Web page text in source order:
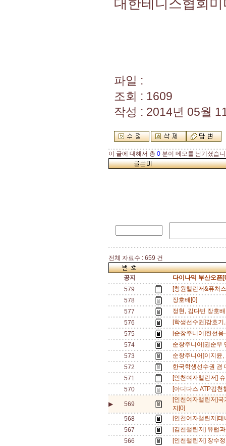
대한테니스협회
파일 :
조회 : 1609
작성 : 2014년 05월
이 글에 대해서 총 0 분이 메모를 남기셨습
전체 자료수 : 659 건
공지
다이나믹 부산오픈
579
[창원챌린저&퓨처
578
장호배[0]
577
정현, 김다빈 장호
576
[학생선수권]강호
575
[순창주니어]한선
574
순창주니어]권순우
573
순창주니어]이지
572
한국학생선수권 겸
571
[인천여자챌린저]
570
[아디다스 ATP김
▶ 569
[인천여자챌린저]
지[0]
568
[인천여자챌린저]
567
[김천챌린저] 유럽
566
[인천챌린저] 장수